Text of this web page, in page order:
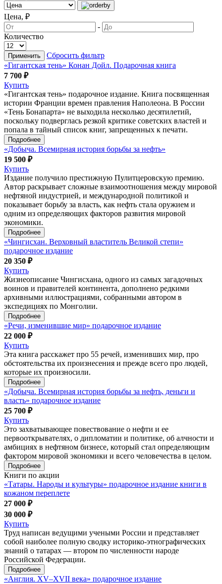
Цена, ₽
-
Количество
Применить
Сбросить фильтр
«Гигантская тень» Конан Дойл. Подарочная книга
7 700 ₽
Купить
«Гигантская тень» подарочное издание. Книга посвященная
истории Франции времен правления Наполеона. В России
«Тень Бонапарта» не выходила несколько десятилетий,
поскольку подверглась резкой критике советских властей и
попала в тайный список книг, запрещенных к печати.
Подробнее
«Добыча. Всемирная история борьбы за нефть»
19 500 ₽
Купить
Издание получило престижную Пулитцеровскую премию.
Автор раскрывает сложные взаимоотношения между мировой
нефтяной индустрией, и международной политикой и
показывает борьбу за власть, как нефть стала оружием и
одним из определяющих факторов развития мировой
экономики.
Подробнее
«Чингисхан. Верховный властитель Великой степи»
подарочное издание
20 350 ₽
Купить
Жизнеописание Чингисхана, одного из самых загадочных
воинов и правителей континента, дополнено редкими
архивными иллюстрациями, собранными автором в
экспедициях по Монголии.
Подробнее
«Речи, изменившие мир» подарочное издание
22 000 ₽
Купить
Эта книга расскажет про 55 речей, изменивших мир, про
обстоятельства их произнесения и прежде всего про людей,
которые их произносили.
Подробнее
«Добыча. Всемирная история борьбы за нефть, деньги и
власть» подарочное издание
25 700 ₽
Купить
Это захватывающее повествование о нефти и ее
первооткрывателях, о дипломатии и политике, об алчности и
амбициях в нефтяном бизнесе, который стал определяющим
фактором мировой экономики и всего человечества в целом.
Подробнее
Книги по акции
«Татары. Народы и культуры» подарочное издание книги в
кожаном переплете
27 000 ₽
30 000 ₽
Купить
Труд написан ведущими учеными России и представляет
собой наиболее полную сводку историко-этнографических
знаний о татарах — втором по численности народе
Российской Федерации.
Подробнее
«Англия. XV–XVII века» подарочное издание